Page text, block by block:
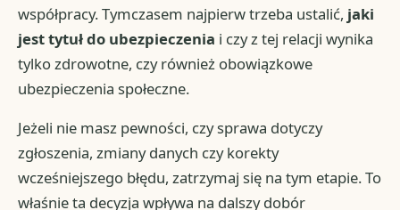
współpracy. Tymczasem najpierw trzeba ustalić, jaki
jest tytuł do ubezpieczenia i czy z tej relacji wynika
tylko zdrowotne, czy również obowiązkowe
ubezpieczenia społeczne.
Jeżeli nie masz pewności, czy sprawa dotyczy
zgłoszenia, zmiany danych czy korekty
wcześniejszego błędu, zatrzymaj się na tym etapie. To
właśnie ta decyzja wpływa na dalszy dobór